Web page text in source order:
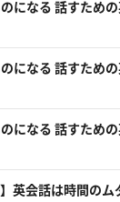
になる 話すため
になる 話すため
になる 話すため
】英会話は時間の